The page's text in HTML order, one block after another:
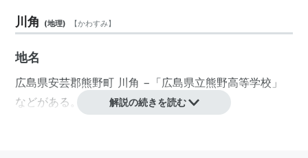
川角 (地理) 【かわすみ】
地名
広島県安芸郡熊野町 川角 −「広島県立熊野高等学校 」
などがある。
解説の続きを読む